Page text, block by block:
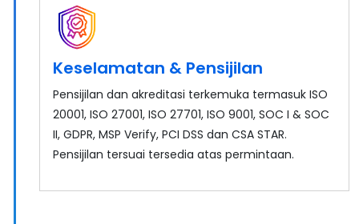
Keselamatan & Pensijilan
Pensijilan dan akreditasi terkemuka termasuk ISO
20001, ISO 27001, ISO 27701, ISO 9001, SOC I & SOC
II, GDPR, MSP Verify, PCI DSS dan CSA STAR.
Pensijilan tersuai tersedia atas permintaan.